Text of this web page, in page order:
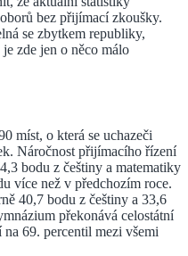
bez přijímací zkoušky.
se zbytkem republiky,
zde jen o něco málo
míst, o která se uchazeči
Náročnost přijímacího řízení
bodu z češtiny a matematiky
více než v předchozím roce.
40,7 bodu z češtiny a 33,6
překonává celostátní
69. percentil mezi všemi